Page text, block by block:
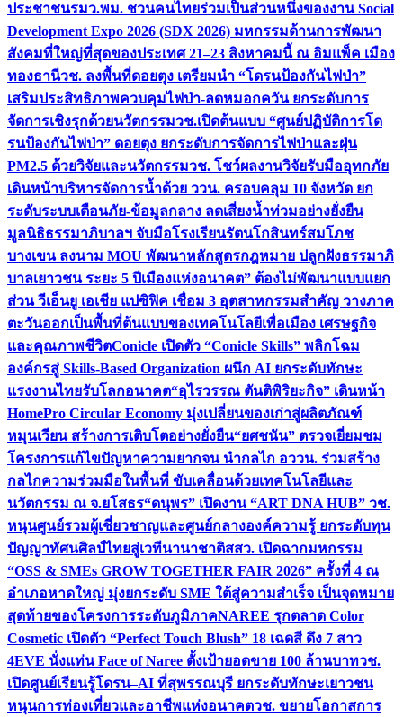
ประชาชนรมว.พม. ชวนคนไทยร่วมเป็นส่วนหนึ่งของงาน Social
Development Expo 2026 (SDX 2026) มหกรรมด้านการพัฒนา
สังคมที่ใหญ่ที่สุดของประเทศ 21–23 สิงหาคมนี้ ณ อิมแพ็ค เมือง
ทองธานีวช. ลงพื้นที่ดอยตุง เตรียมนำ “โดรนป้องกันไฟป่า”
เสริมประสิทธิภาพควบคุมไฟป่า-ลดหมอกควัน ยกระดับการ
จัดการเชิงรุกด้วยนวัตกรรมวช.เปิดต้นแบบ “ศูนย์ปฏิบัติการโด
รนป้องกันไฟป่า” ดอยตุง ยกระดับการจัดการไฟป่าและฝุ่น
PM2.5 ด้วยวิจัยและนวัตกรรมวช. โชว์ผลงานวิจัยรับมืออุทกภัย
เดินหน้าบริหารจัดการน้ำด้วย ววน. ครอบคลุม 10 จังหวัด ยก
ระดับระบบเตือนภัย-ข้อมูลกลาง ลดเสี่ยงน้ำท่วมอย่างยั่งยืน
มูลนิธิธรรมาภิบาลฯ จับมือโรงเรียนรัตนโกสินทร์สมโภช
บางเขน ลงนาม MOU พัฒนาหลักสูตรกฎหมาย ปลูกฝังธรรมาภิ
บาลเยาวชน ระยะ 5 ปีเมืองแห่งอนาคต” ต้องไม่พัฒนาแบบแยก
ส่วน วีเอ็นยู เอเชีย แปซิฟิค เชื่อม 3 อุตสาหกรรมสำคัญ วางภาค
ตะวันออกเป็นพื้นที่ต้นแบบของเทคโนโลยีเพื่อเมือง เศรษฐกิจ
และคุณภาพชีวิตConicle เปิดตัว “Conicle Skills” พลิกโฉม
องค์กรสู่ Skills-Based Organization ผนึก AI ยกระดับทักษะ
แรงงานไทยรับโลกอนาคต“อุไรวรรณ ตันติพิริยะกิจ” เดินหน้า
HomePro Circular Economy มุ่งเปลี่ยนของเก่าสู่ผลิตภัณฑ์
หมุนเวียน สร้างการเติบโตอย่างยั่งยืน“ยศชนัน” ตรวจเยี่ยมชม
โครงการแก้ไขปัญหาความยากจน นำกลไก อววน. ร่วมสร้าง
กลไกความร่วมมือในพื้นที่ ขับเคลื่อนด้วยเทคโนโลยีและ
นวัตกรรม ณ จ.ยโสธร“ดนุพร” เปิดงาน “ART DNA HUB” วช.
หนุนศูนย์รวมผู้เชี่ยวชาญและศูนย์กลางองค์ความรู้ ยกระดับทุน
ปัญญาทัศนศิลป์ไทยสู่เวทีนานาชาติสสว. เปิดฉากมหกรรม
“OSS & SMEs GROW TOGETHER FAIR 2026” ครั้งที่ 4 ณ
อำเภอหาดใหญ่ มุ่งยกระดับ SME ใต้สู่ความสำเร็จ เป็นจุดหมาย
สุดท้ายของโครงการระดับภูมิภาคNAREE รุกตลาด Color
Cosmetic เปิดตัว “Perfect Touch Blush” 18 เฉดสี ดึง 7 สาว
4EVE นั่งแท่น Face of Naree ตั้งเป้ายอดขาย 100 ล้านบาทวช.
เปิดศูนย์เรียนรู้โดรน–AI ที่สุพรรณบุรี ยกระดับทักษะเยาวชน
หนุนการท่องเที่ยวและอาชีพแห่งอนาคตวช. ขยายโอกาสการ